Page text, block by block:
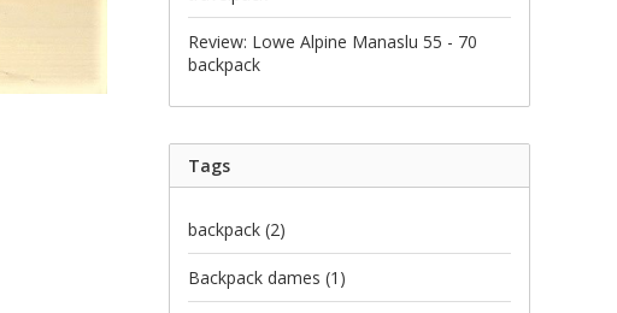
Review: Lowe Alpine Manaslu 55 - 70
backpack
Tags
backpack (2)
Backpack dames (1)